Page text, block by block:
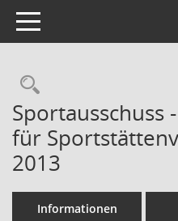
Toggle navigation
Sportausschuss
für
2013
Informationen